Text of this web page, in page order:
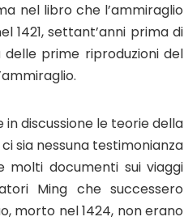
nel libro che l’ammiraglio
1421, settant’anni prima di
prime riproduzioni del
discussione le teorie della
sia nessuna testimonianza
documenti sui viaggi
Ming che successero
morto nel 1424, non erano